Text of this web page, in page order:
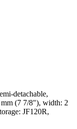
手術）
ンテナーシステム
カテ
セット
うこと）
detachable,
(7 7/8"), width: 2
JF120R,